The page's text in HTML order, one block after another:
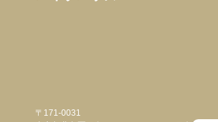
〒171-0031